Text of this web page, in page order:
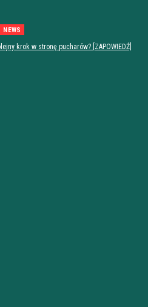
NEWS
krok w stronę pucharów? [ZAPOWIEDŹ]